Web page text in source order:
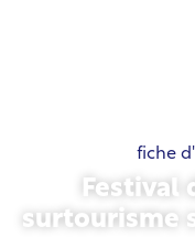
fiche
Festival
surtourisme